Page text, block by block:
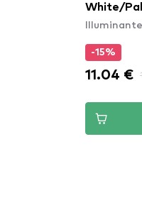
White/
Illuminante
-15%
11.04 €